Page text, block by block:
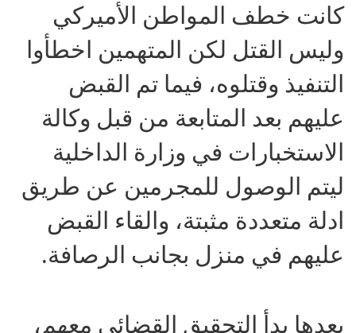
كانت خطف المواطن الأميركي
وليس القتل لكن المتهمين اخطأوا
التنفيذ وقتلوه، فيما تم القبض
عليهم بعد المتابعة من قبل وكالة
الاستخبارات في وزارة الداخلية
ليتم الوصول للمجرمين عن طريق
ادلة متعددة مثبتة، والقاء القبض
عليهم في منزل بجانب الرصافة.
بعدها بدأ التحقيق القضائي معهم،